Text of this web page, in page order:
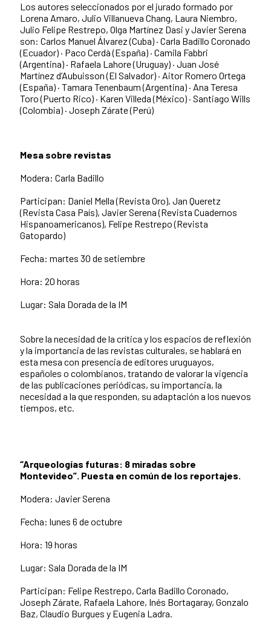
Los autores seleccionados por el jurado formado por
Lorena Amaro, Julio Villanueva Chang, Laura Niembro,
Julio Felipe Restrepo, Olga Martínez Dasi y Javier Serena
son: Carlos Manuel Álvarez (Cuba) · Carla Badillo Coronado
(Ecuador) · Paco Cerdà (España) · Camila Fabbri
(Argentina) · Rafaela Lahore (Uruguay) · Juan José
Martínez d’Aubuisson (El Salvador) · Aitor Romero Ortega
(España) · Tamara Tenenbaum (Argentina) · Ana Teresa
Toro (Puerto Rico) · Karen Villeda (México) · Santiago Wills
(Colombia) · Joseph Zárate (Perú)
Mesa sobre revistas
Modera: Carla Badillo
Participan: Daniel Mella (Revista Oro), Jan Queretz
(Revista Casa País), Javier Serena (Revista Cuadernos
Hispanoamericanos), Felipe Restrepo (Revista
Gatopardo)
Fecha: martes 30 de setiembre
Hora: 20 horas
Lugar: Sala Dorada de la IM
Sobre la necesidad de la crítica y los espacios de reflexión
y la importancia de las revistas culturales, se hablará en
esta mesa con presencia de editores uruguayos,
españoles o colombianos, tratando de valorar la vigencia
de las publicaciones periódicas, su importancia, la
necesidad a la que responden, su adaptación a los nuevos
tiempos, etc.
“Arqueologías futuras: 8 miradas sobre
Montevideo”. Puesta en común de los reportajes.
Modera: Javier Serena
Fecha: lunes 6 de octubre
Hora: 19 horas
Lugar: Sala Dorada de la IM
Participan: Felipe Restrepo, Carla Badillo Coronado,
Joseph Zárate, Rafaela Lahore, Inés Bortagaray, Gonzalo
Baz, Claudio Burgues y Eugenia Ladra.